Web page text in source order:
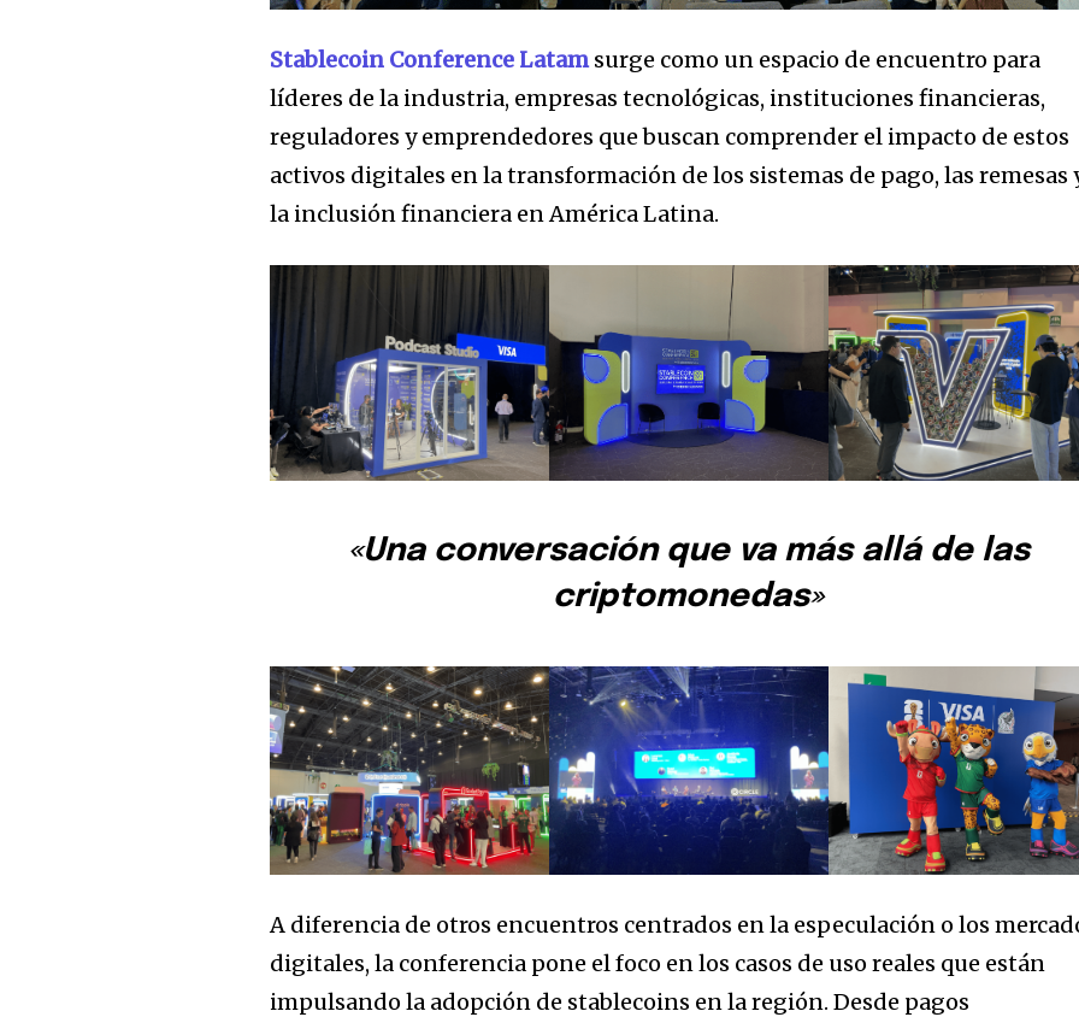
sea parte de la conversación.
Para suscribirse, simplemente ingrese su dirección de correo electrónico en nuestro sitio
suscripción a continuación. No se preocupe, respetamos su privacidad y no enviaremos
información está segura con nosotros.
Share Tweet
Stablecoin Conference Latamsurge como un espacio de encuentro para
líderes de la industria, empresas tecnológicas, instituciones financieras,
reguladores y emprendedores que buscan comprender el impacto de estos
activos digitales en la transformación de los sistemas de pago, las remesas
la inclusión financiera en América Latina.
«Una conversación que va más allá de las
criptomonedas»
A diferencia de otros encuentros centrados en la especulación o los
digitales, la conferencia pone el foco en los casos de uso reales que están
impulsando la adopción de stablecoins en la región. Desde pagos